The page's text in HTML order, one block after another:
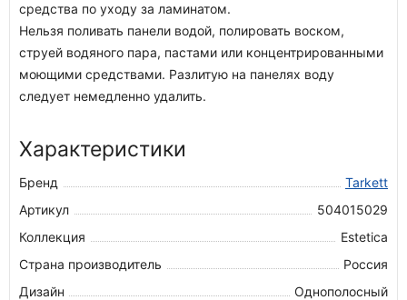
средства по уходу за ламинатом.
Нельзя поливать панели водой, полировать воском,
струей водяного пара, пастами или концентрированными
моющими средствами. Разлитую на панелях воду
следует немедленно удалить.
Характеристики
Бренд
Tarkett
Артикул
504015029
Коллекция
Estetica
Страна производитель
Россия
Дизайн
Однополосный